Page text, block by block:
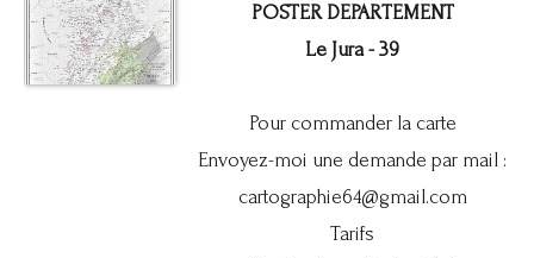
POSTER DEPARTEMENT
Le Jura - 39
Pour commander la carte
Envoyez-moi une demande par mail :
cartographie64@gmail.com
Tarifs